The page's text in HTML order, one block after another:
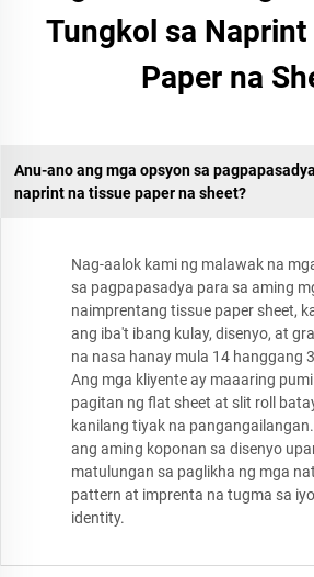
Tungkol sa Naprint
Paper na
Anu-ano ang mga opsyon sa
naprint na tissue paper na sheet?
Nag-aalok kami ng malawak na
sa pagpapasadya para sa aming
naimprentang tissue paper sheet,
ang iba't ibang kulay, disenyo, at
na nasa hanay mula 14 hanggang
Ang mga kliyente ay maaaring
pagitan ng flat sheet at slit roll
kanilang tiyak na
ang aming koponan sa disenyo
matulungan sa paglikha ng mga
pattern at imprenta na tugma sa
identity.